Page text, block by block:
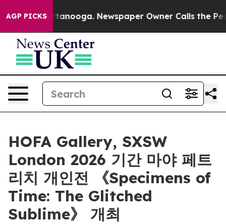
AGP PICKS
in Chattanooga. Newspaper Owner Calls the
HOFA Gallery, SXSW
London 2026 기간 마야 페트
리치 개인전 《Specimens of
Time: The Glitched
Sublime》 개최